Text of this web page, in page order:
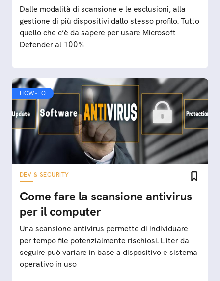
Dalle modalità di scansione e le esclusioni, alla
gestione di più dispositivi dallo stesso profilo. Tutto
quello che c’è da sapere per usare Microsoft
Defender al 100%
HOW-TO
DEV & SECURITY
Come fare la scansione antivirus
per il computer
Una scansione antivirus permette di individuare
per tempo file potenzialmente rischiosi. L’iter da
seguire può variare in base a dispositivo e sistema
operativo in uso